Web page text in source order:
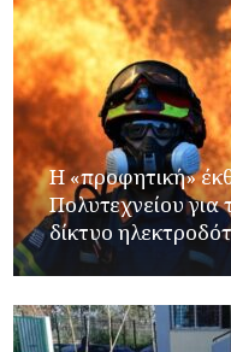
Η «προφητική»
Πολυτεχνείου για
δίκτυο